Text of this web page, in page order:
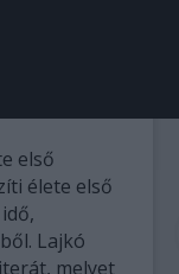
első
élete első
Lajkó
melyet